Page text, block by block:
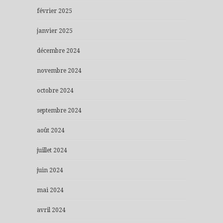
février 2025
janvier 2025
décembre 2024
novembre 2024
octobre 2024
septembre 2024
août 2024
juillet 2024
juin 2024
mai 2024
avril 2024